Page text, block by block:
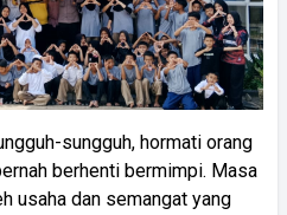
sungguh, hormati orang
berhenti bermimpi. Masa
usaha dan semangat yang